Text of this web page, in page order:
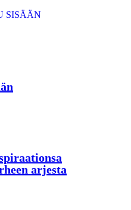
SISÄÄN
arjesta